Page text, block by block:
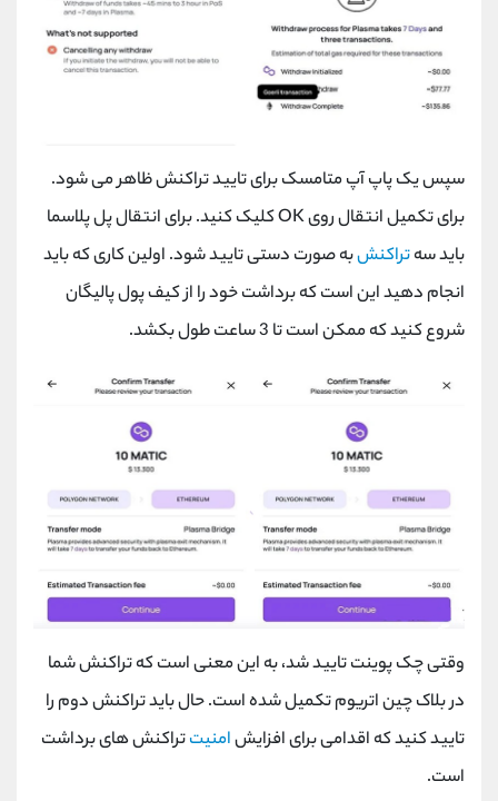
سپس یک پاپ آپ متامسک برای تایید تراکنش ظاهر می شود.
برای تکمیل انتقال رویOKکلیک کنید. برای انتقال پل پلاسما
باید سهتراکنشبه صورت دستی تایید شود. اولین کاری که باید
انجام دهید این است که برداشت خود را از کیف پول پالیگان
شروع کنید که ممکن است تا 3 ساعت طول بکشد.
وقتی چک پوینت تایید شد، به این معنی است که تراکنش شما
در بلاک چین اتریوم تکمیل شده است. حال باید تراکنش دوم را
تایید کنید که اقدامی برای افزایشامنیتتراکنش های برداشت
است.